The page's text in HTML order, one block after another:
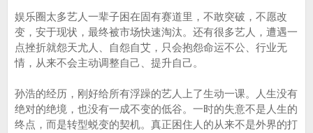
娱乐圈太多艺人一辈子困在固有赛道里，不敢突破，不愿改
变，安于现状，最终被市场快速淘汰。还有很多艺人，遭遇一
点挫折就怨天尤人、自怨自艾，只会抱怨命运不公、行业无
情，从来不会主动调整自己、提升自己。
孙浩的经历，刚好给所有浮躁的艺人上了生动一课。人生没有
绝对的绝境，也没有一成不变的低谷。一时的失意不是人生的
终点，而是转型蜕变的契机。真正困住人的从来不是外界的打